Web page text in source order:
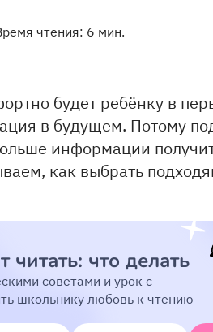
чтения: 6 мин.
будет ребёнку в
в будущем. Потому
информации
как выбрать
что делать
советами и урок с
школьнику любовь к чтению